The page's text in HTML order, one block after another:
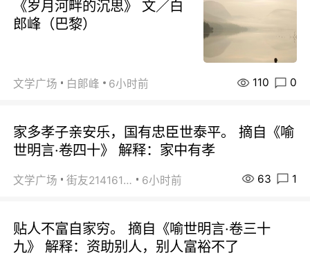
《岁月河畔的沉思》 文／白
郎峰（巴黎）
文学广场 白郞峰 6小时前 110 0
家多孝子亲安乐，国有忠臣世泰平。 摘自《喻
世明言·卷四十》 解释：家中有孝
文学广场 街友21416156 6小时前 63 1
贴人不富自家穷。 摘自《喻世明言·卷三十
九》 解释：资助别人，别人富裕不了